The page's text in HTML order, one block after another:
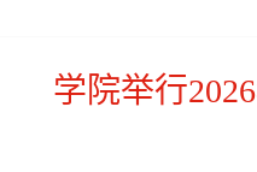
学院举行